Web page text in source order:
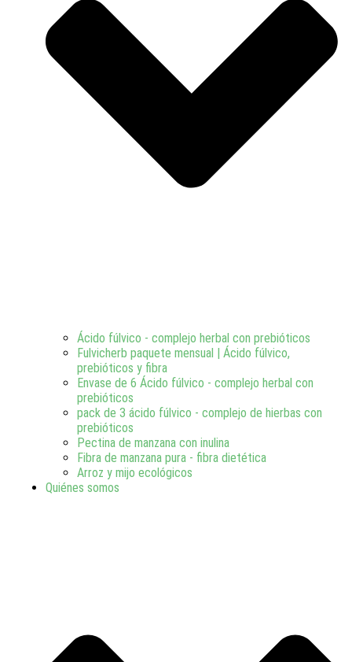
Ácido fúlvico - complejo herbal con prebióticos
Fulvicherb paquete mensual | Ácido fúlvico,
prebióticos y fibra
Envase de 6 Ácido fúlvico - complejo herbal con
prebióticos
pack de 3 ácido fúlvico - complejo de hierbas con
prebióticos
Pectina de manzana con inulina
Fibra de manzana pura - fibra dietética
Arroz y mijo ecológicos
Quiénes somos